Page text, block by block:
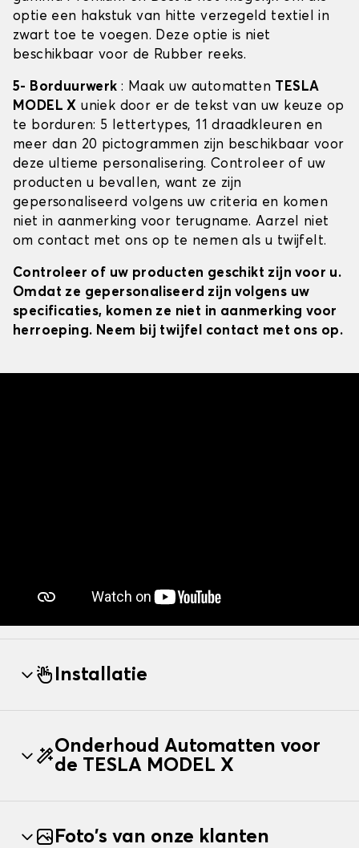
optie een hakstuk van hitte verzegeld textiel in
zwart toe te voegen. Deze optie is niet
beschikbaar voor de Rubber reeks.
5- Borduurwerk : Maak uw automatten TESLA
MODEL X uniek door er de tekst van uw keuze op
te borduren: 5 lettertypes, 11 draadkleuren en
meer dan 20 pictogrammen zijn beschikbaar voor
deze ultieme personalisering. Controleer of uw
producten u bevallen, want ze zijn
gepersonaliseerd volgens uw criteria en komen
niet in aanmerking voor terugname. Aarzel niet
om contact met ons op te nemen als u twijfelt.
Controleer of uw producten geschikt zijn voor u.
Omdat ze gepersonaliseerd zijn volgens uw
specificaties, komen ze niet in aanmerking voor
herroeping. Neem bij twijfel contact met ons op.
Installatie
Onderhoud Automatten voor
de TESLA MODEL X
Foto's van onze klanten